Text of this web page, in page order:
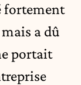
fortement
a dû
portait